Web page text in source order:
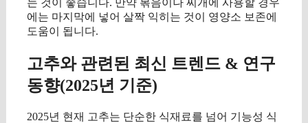
에는 마지막에 넣어 살짝 익히는 것이 영양소 보존에
도움이 됩니다.
고추와 관련된 최신 트렌드 & 연구
동향(2025년 기준)
2025년 현재 고추는 단순한 식재료를 넘어 기능성 식